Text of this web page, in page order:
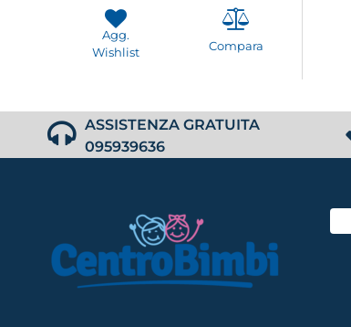
Agg.
Wishlist
Compara
ASSISTENZA GRATUITA
095939636